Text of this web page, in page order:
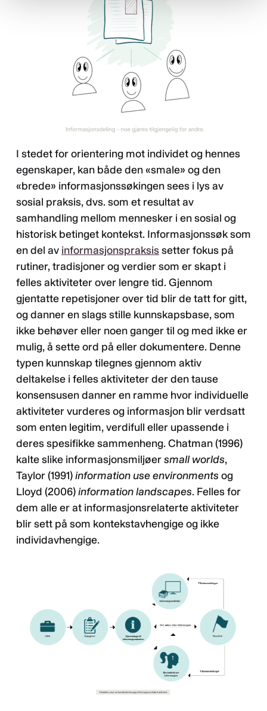
I stedet for orientering mot individet og hennes
egenskaper, kan både den «smale» og den
«brede» informasjonssøkingen sees i lys av
sosial praksis, dvs. som et resultat av
samhandling mellom mennesker i en sosial og
historisk betinget kontekst. Informasjonssøk som
en del av informasjonspraksissetter fokus på
rutiner, tradisjoner og verdier som er skapt i
felles aktiviteter over lengre tid. Gjennom
gjentatte repetisjoner over tid blir de tatt for gitt,
og danner en slags stille kunnskapsbase, som
ikke behøver eller noen ganger til og med ikke er
mulig, å sette ord på eller dokumentere. Denne
typen kunnskap tilegnes gjennom aktiv
deltakelse i felles aktiviteter der den tause
konsensusen danner en ramme hvor individuelle
aktiviteter vurderes og informasjon blir verdsatt
som enten legitim, verdifull eller upassende i
deres spesifikke sammenheng. Chatman (1996)
kalte slike informasjonsmiljøersmall worlds,
Taylor (1991)information use environments og
Lloyd (2006)information landscapes. Felles for
dem alle er at informasjonsrelaterte aktiviteter
blir sett på som kontekstavhengige og ikke
individavhengige.